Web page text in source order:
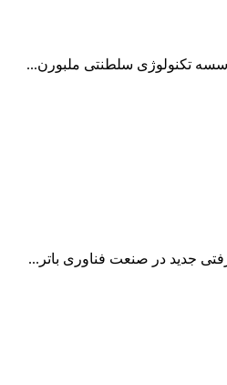
تکنولوژی سلطنتی ملبورن...
جدید در صنعت فناوری باتر...